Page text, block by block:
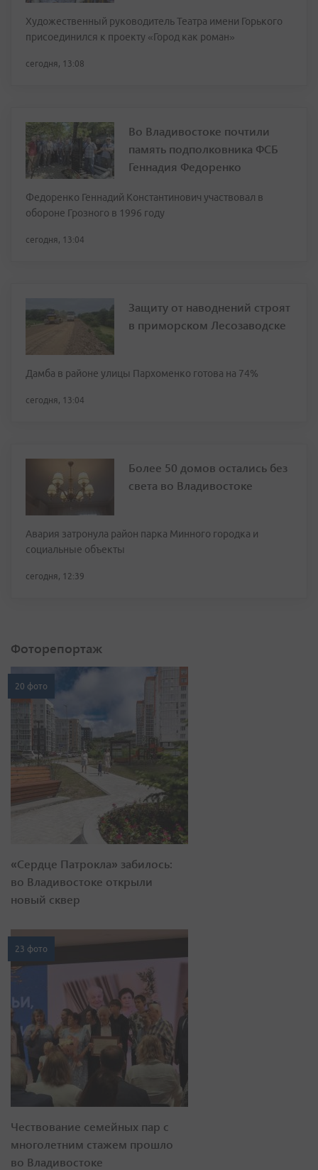
Художественный руководитель Театра имени Горького
присоединился к проекту «Город как роман»
сегодня, 13:08
Во Владивостоке почтили
память подполковника ФСБ
Геннадия Федоренко
Федоренко Геннадий Константинович участвовал в
обороне Грозного в 1996 году
сегодня, 13:04
Защиту от наводнений строят
в приморском Лесозаводске
Дамба в районе улицы Пархоменко готова на 74%
сегодня, 13:04
Более 50 домов остались без
света во Владивостоке
Авария затронула район парка Минного городка и
социальные объекты
сегодня, 12:39
Фоторепортаж
20 фото
«Сердце Патрокла» забилось:
во Владивостоке открыли
новый сквер
23 фото
Чествование семейных пар с
многолетним стажем прошло
во Владивостоке